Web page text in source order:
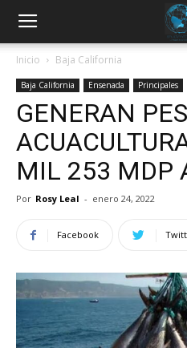
Inicio Baja California
Baja California Ensenada Principales
GENERAN
MIL 253 MDP
Por Rosy Leal - enero 24, 2022
Facebook